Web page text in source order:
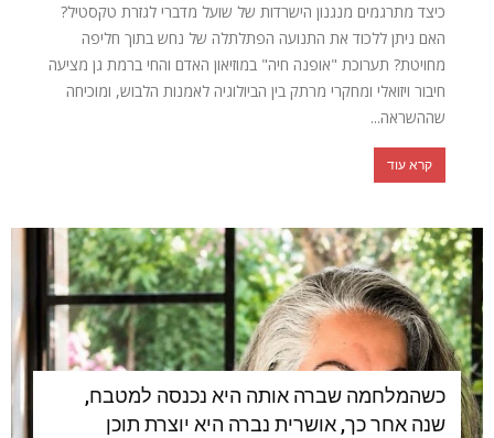
כיצד מתרגמים מנגנון הישרדות של שועל מדברי לגזרת טקסטיל?
האם ניתן ללכוד את התנועה הפתלתלה של נחש בתוך חליפה
מחויטת? תערוכת "אופנה חיה" במוזיאון האדם והחי ברמת גן מציעה
חיבור ויזואלי ומחקרי מרתק בין הביולוגיה לאמנות הלבוש, ומוכיחה
שההשראה...
קרא עוד
כשהמלחמה שברה אותה היא נכנסה למטבח,
שנה אחר כך, אושרית נברה היא יוצרת תוכן